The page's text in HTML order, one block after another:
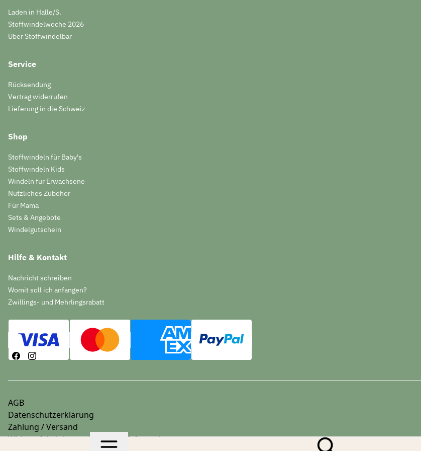
Laden in Halle/S.
Stoffwindelwoche 2026
Über Stoffwindelbar
Service
Rücksendung
Vertrag widerrufen
Lieferung in die Schweiz
Shop
Stoffwindeln für Baby's
Stoffwindeln Kids
Windeln für Erwachsene
Nützliches Zubehör
Für Mama
Sets & Angebote
Windelgutschein
Hilfe & Kontakt
Nachricht schreiben
Womit soll ich anfangen?
Zwillings- und Mehrlingsrabatt
AGB
Datenschutzerklärung
Zahlung / Versand
Widerrufsbelehrung & Widerrufsformular